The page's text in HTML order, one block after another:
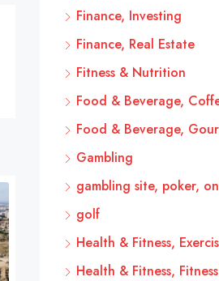
Finance, Investing
Finance, Real Estate
Fitness & Nutrition
Food & Beverage,
Food & Beverage,
Gambling
gambling site, poker,
golf
Health & Fitness,
Health & Fitness,